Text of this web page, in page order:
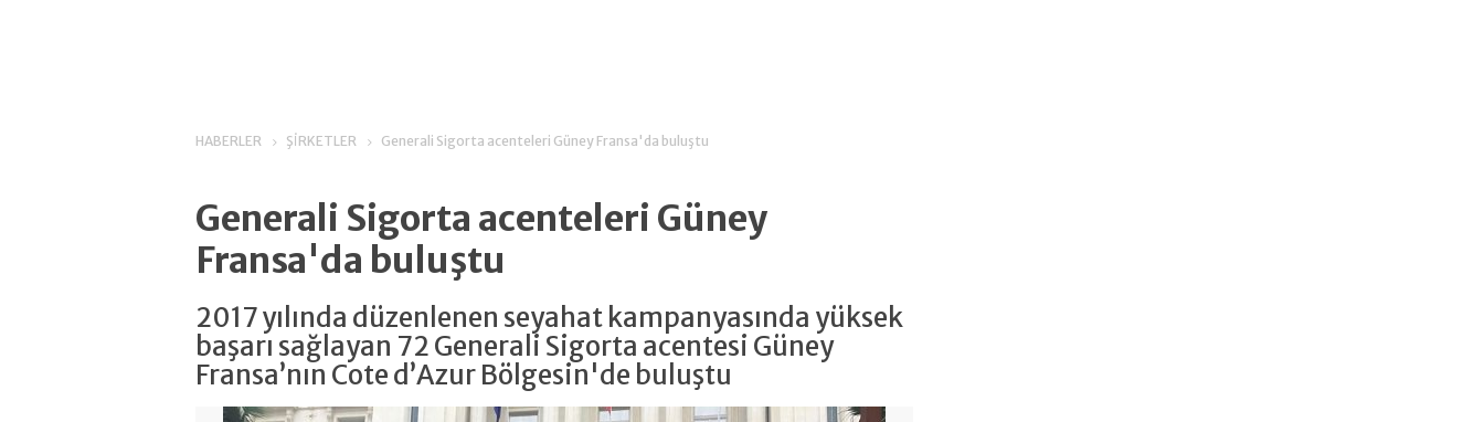
HABERLER ŞİRKETLER Generali Sigorta acenteleri Güney Fransa'da buluştu
Generali Sigorta acenteleri Güney
Fransa'da buluştu
2017 yılında düzenlenen seyahat kampanyasında yüksek
başarı sağlayan 72 Generali Sigorta acentesi Güney
Fransa’nın Cote d’Azur Bölgesin'de buluştu